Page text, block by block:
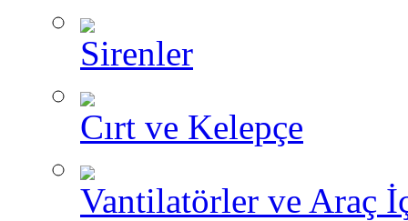
Sirenler
Cırt ve Kelepçe
Vantilatörler ve Araç